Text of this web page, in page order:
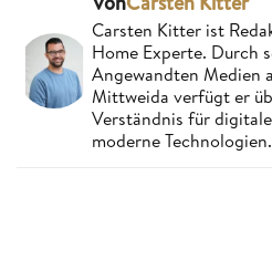
Carsten Kitter ist
Home Experte. Durch
Angewandten Medien
Mittweida verfügt er
Verständnis für
moderne Technologien.